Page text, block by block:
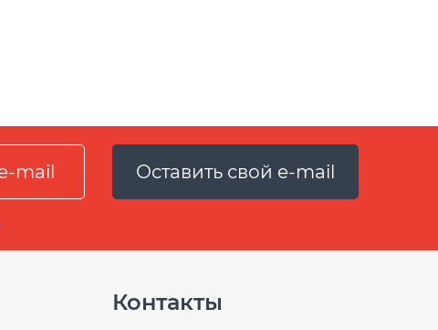
Оставить свой e-mail
Контакты